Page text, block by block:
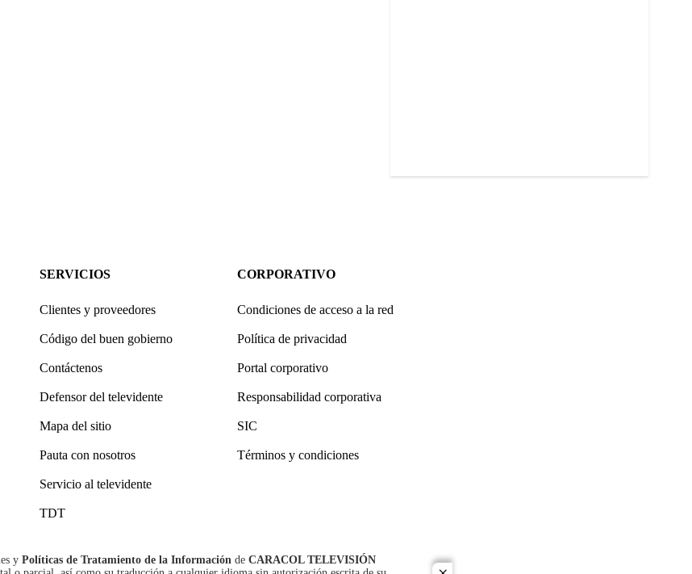
SERVICIOS
Clientes y proveedores
Código del buen gobierno
Contáctenos
Defensor del televidente
Mapa del sitio
Pauta con nosotros
Servicio al televidente
TDT
CORPORATIVO
Condiciones de acceso a la red
Política de privacidad
Portal corporativo
Responsabilidad corporativa
SIC
Términos y condiciones
y Políticas de Tratamiento de la Información de CARACOL TELEVISIÓN